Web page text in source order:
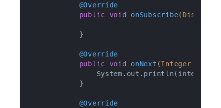
@Override
public
void onSubscribe
            }
@Override
public
void onNext (Integer
                System.out.println(integer);
            }
@Override